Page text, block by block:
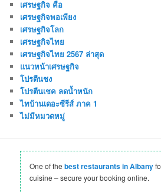
เศรษฐกิจ คือ
เศรษฐกิจพอเพียง
เศรษฐกิจโลก
เศรษฐกิจไทย
เศรษฐกิจไทย 2567 ล่าสุด
แนวหน้าเศรษฐกิจ
โปรตีนชง
โปรตีนเชค ลดน้ำหนัก
ไทบ้านเดอะซีรีส์ ภาค 1
ไม่มีหมวดหมู่
One of thebest restaurants in Albany
cuisine – secure your booking online.